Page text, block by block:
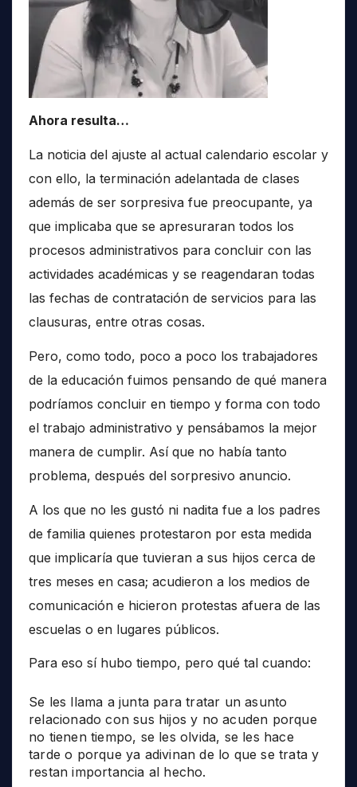
Ahora resulta…
La noticia del ajuste al actual calendario escolar y
con ello, la terminación adelantada de clases
además de ser sorpresiva fue preocupante, ya
que implicaba que se apresuraran todos los
procesos administrativos para concluir con las
actividades académicas y se reagendaran todas
las fechas de contratación de servicios para las
clausuras, entre otras cosas.
Pero, como todo, poco a poco los trabajadores
de la educación fuimos pensando de qué manera
podríamos concluir en tiempo y forma con todo
el trabajo administrativo y pensábamos la mejor
manera de cumplir. Así que no había tanto
problema, después del sorpresivo anuncio.
A los que no les gustó ni nadita fue a los padres
de familia quienes protestaron por esta medida
que implicaría que tuvieran a sus hijos cerca de
tres meses en casa; acudieron a los medios de
comunicación e hicieron protestas afuera de las
escuelas o en lugares públicos.
Para eso sí hubo tiempo, pero qué tal cuando:
Se les llama a junta para tratar un asunto
relacionado con sus hijos y no acuden porque
no tienen tiempo, se les olvida, se les hace
tarde o porque ya adivinan de lo que se trata y
restan importancia al hecho.